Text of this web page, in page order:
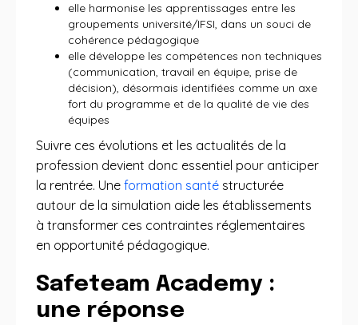
elle harmonise les apprentissages entre les
groupements université/IFSI, dans un souci de
cohérence pédagogique
elle développe les compétences non techniques
(communication, travail en équipe, prise de
décision), désormais identifiées comme un axe
fort du programme et de la qualité de vie des
équipes
Suivre ces évolutions et les actualités de la
profession devient donc essentiel pour anticiper
la rentrée. Une formation santé structurée
autour de la simulation aide les établissements
à transformer ces contraintes réglementaires
en opportunité pédagogique.
Safeteam Academy :
une réponse